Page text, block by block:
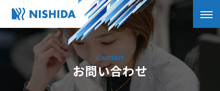
お問い合わせ